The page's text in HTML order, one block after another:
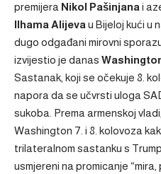
premijera Nikol Pašinjana i
Ilhama Alijeva u Bijeloj kući u
dugo odgađani mirovni
izvijestio je danas
Sastanak, koji se očekuje 8.
napora da se učvrsti uloga
sukoba. Prema armenskoj
Washington 7. i 8. kolovoza
trilateralnom sastanku s
usmjereni na promicanje